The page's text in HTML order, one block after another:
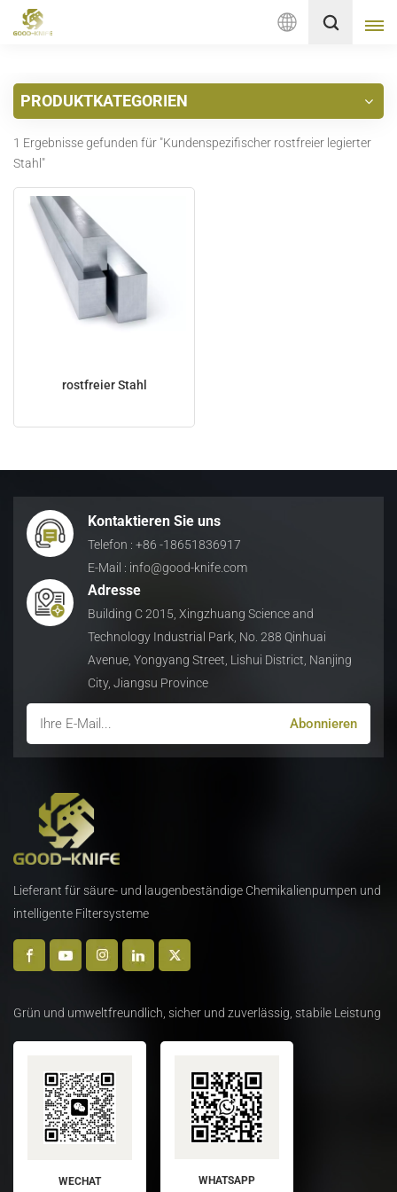
Deutsch
français
Indonesia
PRODUKTKATEGORIEN
1 Ergebnisse gefunden für "Kundenspezifischer rostfreier legierter
Stahl"
rostfreier Stahl
Kontaktieren Sie uns
Telefon : +86 -18651836917
E-Mail : info@good-knife.com
Adresse
Building C 2015, Xingzhuang Science and
Technology Industrial Park, No. 288 Qinhuai
Avenue, Yongyang Street, Lishui District, Nanjing
City, Jiangsu Province
Lieferant für säure- und laugenbeständige Chemikalienpumpen und
intelligente Filtersysteme
Grün und umweltfreundlich, sicher und zuverlässig, stabile Leistung
WECHAT WHATSAPP